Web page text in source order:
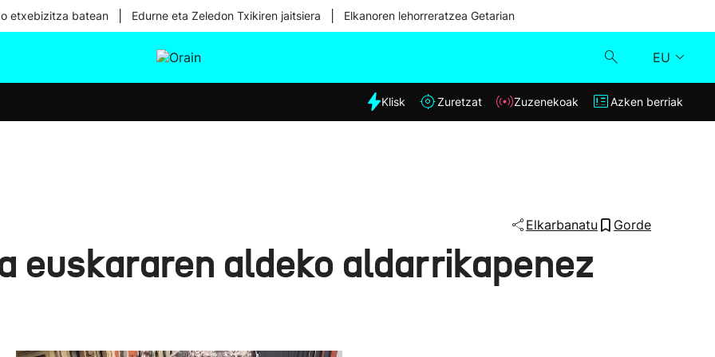
etxebizitza batean Edurne eta Zeledon Txikiren jaitsiera Elkanoren lehorreratzea Getarian
EU
Eguraldia
Klisk
Klisk Zuretzat Zuzenekoak Azken berriak
Elkarbanatu Gorde
euskararen aldeko aldarrikapenez